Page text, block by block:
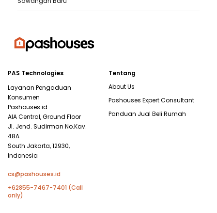
PAS Technologies
Layanan Pengaduan
Konsumen
Pashouses.id
AIA Central, Ground Floor
Jl. Jend. Sudirman No.Kav.
48A
South Jakarta, 12930,
Indonesia
cs@pashouses.id
+62855-7467-7401 (Call
only)
Tentang
About Us
Pashouses Expert Consultant
Panduan Jual Beli Rumah